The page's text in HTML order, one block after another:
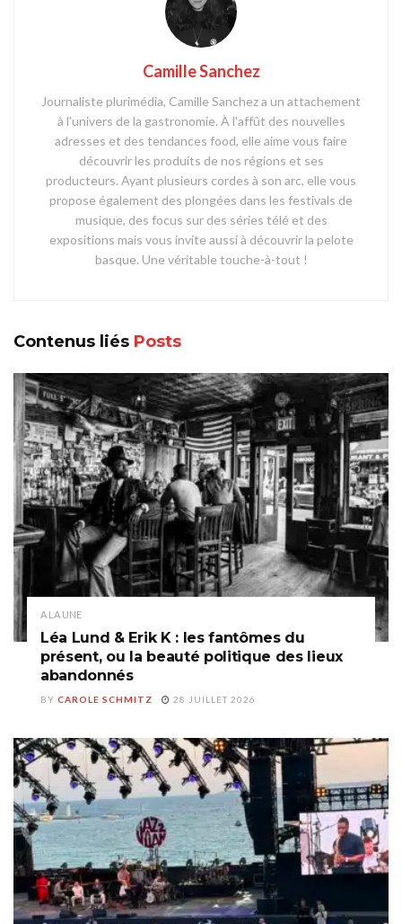
Camille Sanchez
Journaliste plurimédia, Camille Sanchez a un attachement
à l'univers de la gastronomie. À l'affût des nouvelles
adresses et des tendances food, elle aime vous faire
découvrir les produits de nos régions et ses
producteurs. Ayant plusieurs cordes à son arc, elle vous
propose également des plongées dans les festivals de
musique, des focus sur des séries télé et des
expositions mais vous invite aussi à découvrir la pelote
basque. Une véritable touche-à-tout !
Contenus liés Posts
A LA UNE
Léa Lund & Erik K : les fantômes du
présent, ou la beauté politique des lieux
abandonnés
BY CAROLE SCHMITZ 28 JUILLET 2026